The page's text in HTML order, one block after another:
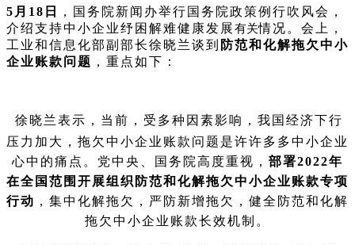
5月18日
，国务院新闻办举行国务院政策例行吹风会，
介绍支持中小企业纾困解难健康发展有关情况。会上，
工业和信息化部副部长徐晓兰谈到 防范和化解拖欠中小
企业账款问题 ，重点如下：
徐晓兰表示，当前，受多种因素影响，我国经济下行
压力加大，拖欠中小企业账款问题是许许多多中小企业
心中的痛点。党中央、国务院高度重视， 部署2022年
在全国范围开展组织防范和化解拖欠中小企业账款专项
行动 ，集中化解拖欠，严防新增拖欠，健全防范和化解
拖欠中小企业账款长效机制。